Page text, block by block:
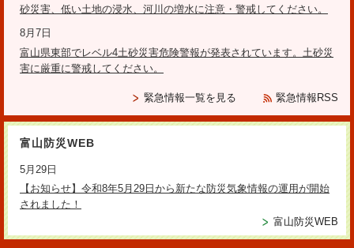
砂災害、低い土地の浸水、河川の増水に注意・警戒してください。
8月7日
富山県東部でレベル4土砂災害危険警報が発表されています。土砂災
害に厳重に警戒してください。
緊急情報一覧を見る 緊急情報RSS
富山防災WEB
5月29日
【お知らせ】令和8年5月29日から新たな防災気象情報の運用が開始
されました！
富山防災WEB
テーマから探す
2舟川べり 〔朝日町舟川新〕
舟川べりの桜並木は、昭和32年（1957）に、舟川の河川改修を機
に地元の人々によって植えられました。舟川の両岸約1.2kmにわた
る約280本のソメイヨシノは、現在も熱心に管理され、樹形が揃
い、大変美しい桜堤です。